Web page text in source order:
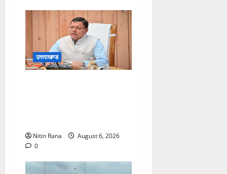
उत्तराखण्ड
Nitin Rana
August 6, 2026
0